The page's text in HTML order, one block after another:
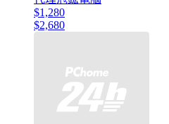
$1,280
$2,680